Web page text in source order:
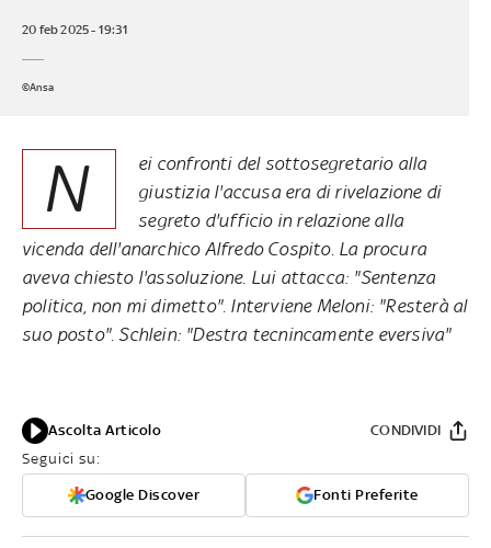
20 feb 2025 - 19:31
©Ansa
N
ei confronti del sottosegretario alla
giustizia l'accusa era di rivelazione di
segreto d'ufficio in relazione alla
vicenda dell'anarchico Alfredo Cospito. La procura
aveva chiesto l'assoluzione. Lui attacca: "Sentenza
politica, non mi dimetto". Interviene Meloni: "Resterà al
suo posto". Schlein: "Destra tecnincamente eversiva"
Ascolta Articolo
Seguici su:
Google Discover Fonti Preferite
CONDIVIDI